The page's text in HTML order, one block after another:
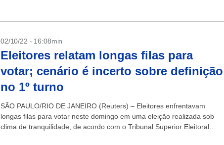
02/10/22 - 16:08min
Eleitores relatam longas filas para
votar; cenário é incerto sobre definição
no 1º turno
SÃO PAULO/RIO DE JANEIRO (Reuters) – Eleitores enfrentavam
longas filas para votar neste domingo em uma eleição realizada sob
clima de tranquilidade, de acordo com o Tribunal Superior Eleitoral